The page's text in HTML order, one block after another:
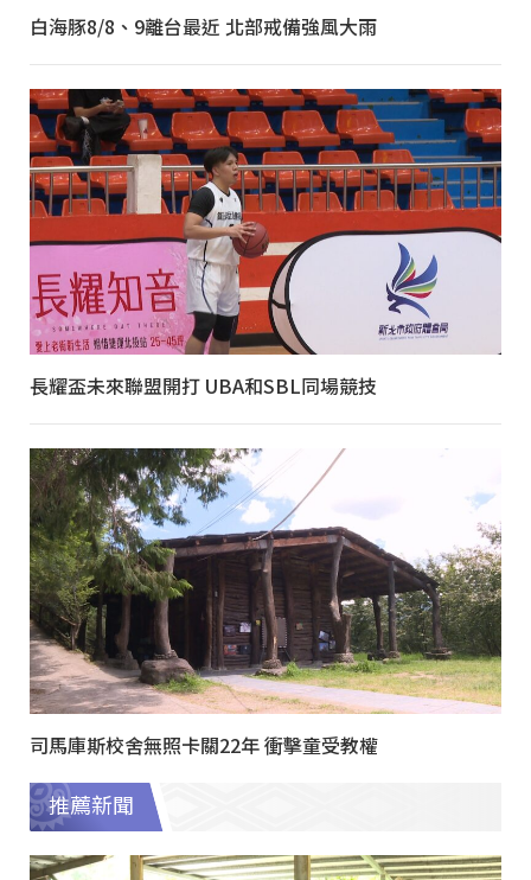
白海豚8/8、9離台最近 北部戒備強風大雨
長耀盃未來聯盟開打 UBA和SBL同場競技
司馬庫斯校舍無照卡關22年 衝擊童受教權
推薦新聞